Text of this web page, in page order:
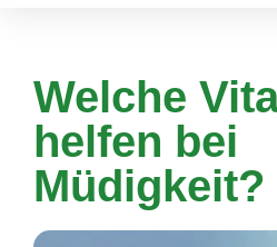
Welche
helfen bei
Müdigkeit?